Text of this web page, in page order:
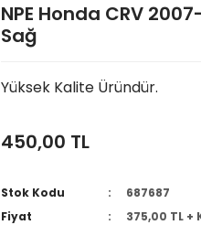
NPE Honda CRV
Sağ
Yüksek Kalite Üründür.
450,00 TL
Stok Kodu
687687
Fiyat
375,00 TL +